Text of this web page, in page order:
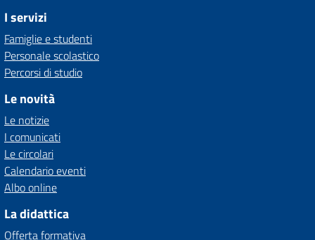
I servizi
Famiglie e studenti
Personale scolastico
Percorsi di studio
Le novità
Le notizie
I comunicati
Le circolari
Calendario eventi
Albo online
La didattica
Offerta formativa